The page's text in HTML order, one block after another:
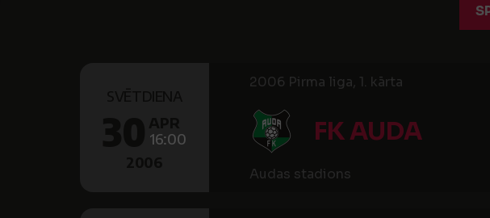
16:00
2006 Pirma liga, 1. kārta
FK AUDA
Audas stadions